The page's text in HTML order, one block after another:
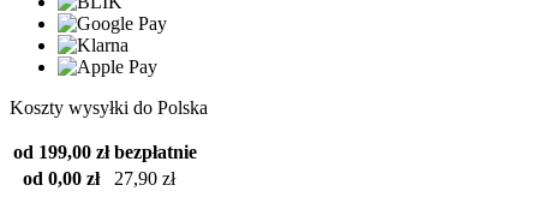
Koszty wysyłki do Polska
od 199,00 zł bezpłatnie
od 0,00 zł
27,90 zł